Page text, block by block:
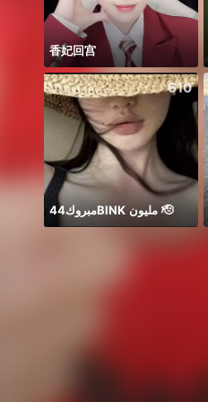
香妃回宫
610
مبروك44BlNK مليون 🫡